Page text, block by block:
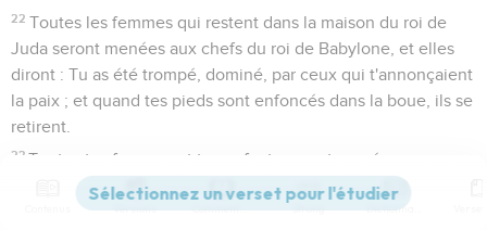
22 Toutes les femmes qui restent dans la maison du roi de
Juda seront menées aux chefs du roi de Babylone, et elles
diront : Tu as été trompé, dominé, par ceux qui t'annonçaient
la paix ; et quand tes pieds sont enfoncés dans la boue, ils se
retirent.
23 Toutes tes femmes et tes enfants seront menés aux
Chaldéens ; et toi, tu n'échapperas pas à leurs mains, tu
seras saisi par la main du roi de Babylone, et cette ville sera
Versions Commentaires Strong